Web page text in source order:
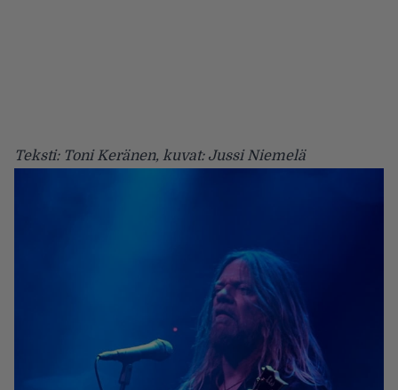
Teksti: Toni Keränen, kuvat: Jussi Niemelä